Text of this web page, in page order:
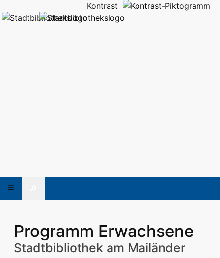
Kontrast
Programm Erwachsene
Stadtbibliothek am Mailänder